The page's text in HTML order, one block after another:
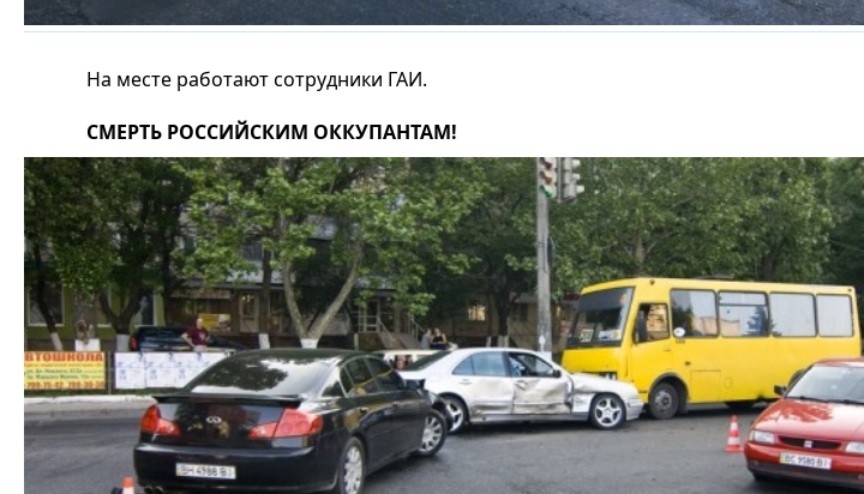
На месте работают сотрудники ГАИ.
СМЕРТЬ РОССИЙСКИМ ОККУПАНТАМ!